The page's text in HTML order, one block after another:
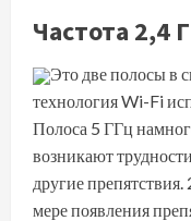
Частота 2,4
Это две полосы в
технология Wi-Fi
Полоса 5 ГГц
возникают
другие
мере появления